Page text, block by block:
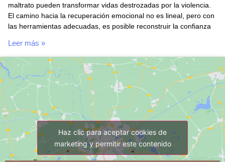
maltrato pueden transformar vidas destrozadas por la violencia.
El camino hacia la recuperación emocional no es lineal, pero con
las herramientas adecuadas, es posible reconstruir la confianza
Leer más »
Haz clic para aceptar cookies de
marketing y permitir este contenido